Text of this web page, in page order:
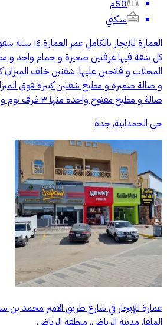
50م
سكني
كل شقة فيها غرفتين صغيرة و حمام واحد و
المحلات و فاتحين عليها. شقنين خلف
و صالة صغيرة و مطبخ شقنين كبيرة فوق
صالة و مطبخ مفتوح واحدة منها ٣ غرف نوم و الاخرى ٤ غرف نوم
حي الحمدانية, جدة
عمارة للإيجار في شارع طريق الامير محمد بن